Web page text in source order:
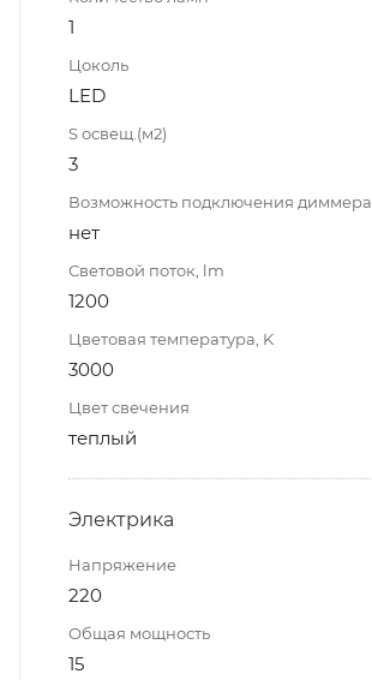
1
Цоколь
LED
S освещ.(м2)
3
Возможность подключения диммера
нет
Световой поток, lm
1200
Цветовая температура, K
3000
Цвет свечения
теплый
Электрика
Напряжение
220
Общая мощность
15